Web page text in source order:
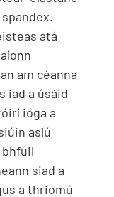
atá
am céanna
iad a úsáid
ióga a
aslú
siad a
a thriomú